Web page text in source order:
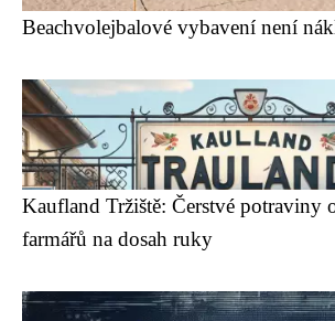
Beachvolejbalové vybavení není
Kaufland Tržiště: Čerstvé potraviny
farmářů na dosah ruky